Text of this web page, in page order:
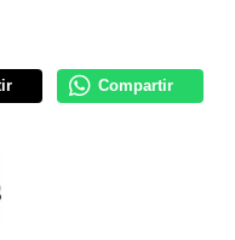
Compartir